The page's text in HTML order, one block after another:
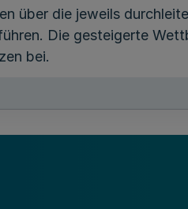
über die jeweils
Die gesteigerte
bei.